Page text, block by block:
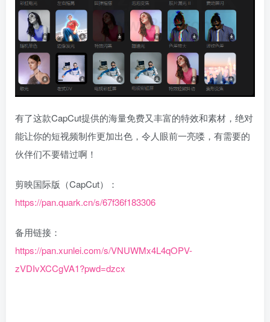
有了这款CapCut提供的海量免费又丰富的特效和素材，绝对
能让你的短视频制作更加出色，令人眼前一亮喽，有需要的
伙伴们不要错过啊！
剪映国际版（CapCut）：
https://pan.quark.cn/s/67f36f183306
备用链接：
https://pan.xunlei.com/s/VNUWMx4L4qOPV-
zVDIvXCCgVA1?pwd=dzcx